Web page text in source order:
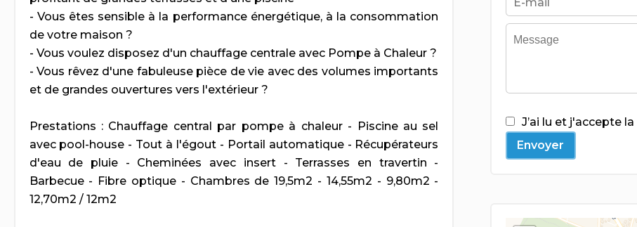
- Vous êtes sensible à la performance énergétique, à la consommation
de votre maison ?
- Vous voulez disposez d'un chauffage centrale avec Pompe à Chaleur ?
- Vous rêvez d'une fabuleuse pièce de vie avec des volumes importants
et de grandes ouvertures vers l'extérieur ?
Prestations : Chauffage central par pompe à chaleur - Piscine au sel
avec pool-house - Tout à l'égout - Portail automatique - Récupérateurs
d'eau de pluie - Cheminées avec insert - Terrasses en travertin -
Barbecue - Fibre optique - Chambres de 19,5m2 - 14,55m2 - 9,80m2 -
12,70m2 / 12m2
J’ai lu et j'accepte la
Envoyer